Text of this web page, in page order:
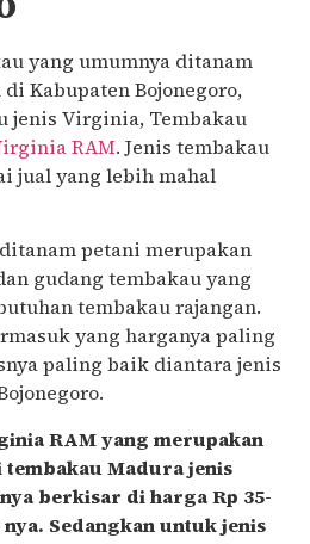
yang umumnya ditanam
Kabupaten Bojonegoro,
jenis Virginia, Tembakau
RAM. Jenis tembakau
jual yang lebih mahal
petani merupakan
gudang tembakau yang
tembakau rajangan.
yang harganya paling
paling baik diantara jenis
RAM yang merupakan
Madura jenis
berkisar di harga Rp 35-
Sedangkan untuk jenis